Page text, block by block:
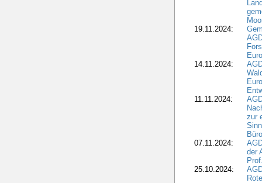
19.11.2024:
14.11.2024:
11.11.2024:
zur
07.11.2024:
der
25.10.2024: